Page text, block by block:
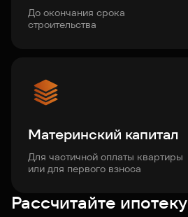
До окончания срока
строительства
Материнский капитал
Для частичной оплаты квартиры
или для первого взноса
Рассчитайте ипотеку